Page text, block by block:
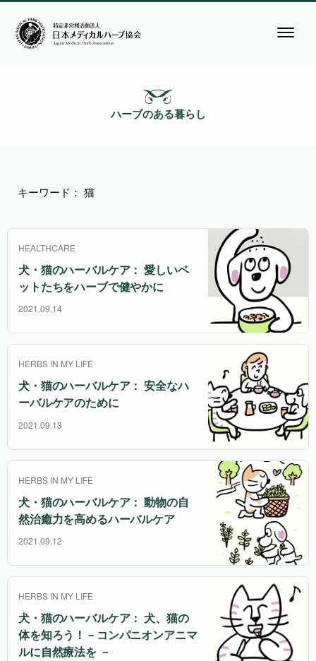
ハーブのある暮らし
キーワード： 猫
HEALTHCARE
犬・猫のハーバルケア： 愛しいペ
ットたちをハーブで健やかに
2021.09.14
HERBS IN MY LIFE
犬・猫のハーバルケア： 安全なハ
ーバルケアのために
2021.09.13
HERBS IN MY LIFE
犬・猫のハーバルケア： 動物の自
然治癒力を高めるハーバルケア
2021.09.12
HERBS IN MY LIFE
犬・猫のハーバルケア： 犬、猫の
体を知ろう！－コンパニオンアニマ
ルに自然療法を －